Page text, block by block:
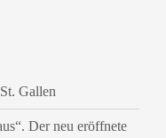
Gallen
Der neu eröffnete